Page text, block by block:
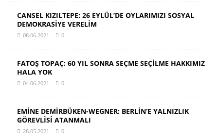
CANSEL KIZILTEPE: 26 EYLÜL’DE OYLARIMIZI SOSYAL
DEMOKRASİYE VERELİM
08.06.2021 0
FATOŞ TOPAÇ: 60 YIL SONRA SEÇME SEÇİLME HAKKIMIZ
HALA YOK
04.06.2021 0
EMİNE DEMİRBÜKEN-WEGNER: BERLİN’E YALNIZLIK
GÖREVLİSİ ATANMALI
28.05.2021 0